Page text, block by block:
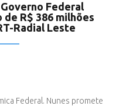
Federal
R$ 386 milhões
Radial Leste
Federal. Nunes promete